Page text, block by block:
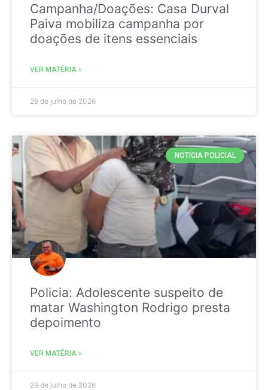
Campanha/Doações: Casa Durval
Paiva mobiliza campanha por
doações de itens essenciais
VER MATÉRIA »
29 de julho de 2026
NOTICIA POLICIAL
Policia: Adolescente suspeito de
matar Washington Rodrigo presta
depoimento
VER MATÉRIA »
29 de julho de 2026